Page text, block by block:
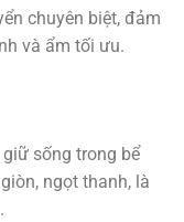
chuyên biệt, đảm
và ẩm tối ưu.
sống trong bể
ngọt thanh, là